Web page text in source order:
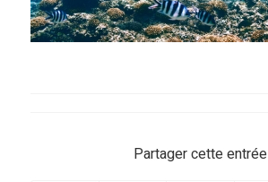
Partager cette entrée